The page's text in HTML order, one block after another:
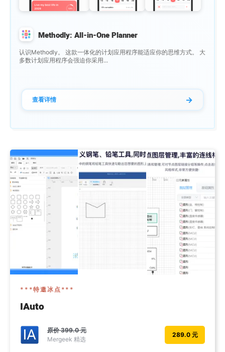
Methodly: All-in-One Planner
认识Methodly。 这款一体化的计划应用程序能适应你的思维方式。 大
多数计划应用程序会强迫你采用...
查看详情 →
***特邀冰点***
IAuto
原价399.0 元
Mergeek 精选
289.0 元